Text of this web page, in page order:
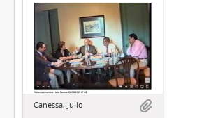
Canessa, Julio